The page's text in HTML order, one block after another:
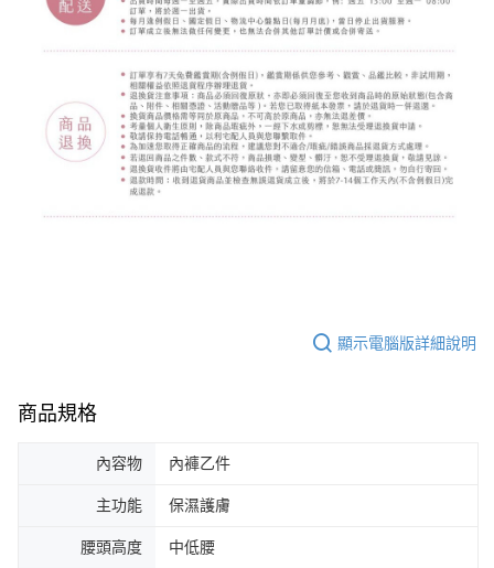
顯示電腦版詳細說明
商品規格
內容物 內褲乙件
主功能 保濕護膚
腰頭高度 中低腰